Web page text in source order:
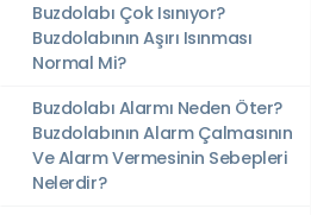
Buzdolabı Çok Isınıyor?
Buzdolabının Aşırı Isınması
Normal Mi?
Buzdolabı Alarmı Neden Öter?
Buzdolabının Alarm Çalmasının
Ve Alarm Vermesinin Sebepleri
Nelerdir?